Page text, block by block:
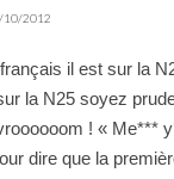
10/2012
il est sur la
la N25 soyez
! « Me***
dire que la